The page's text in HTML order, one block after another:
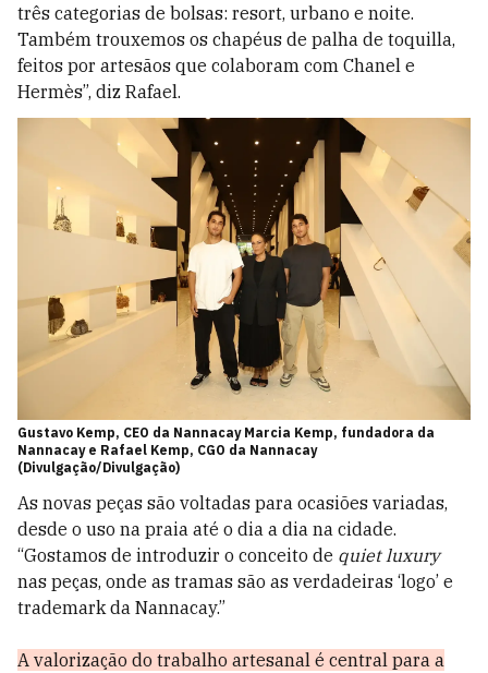
três categorias de bolsas: resort, urbano e noite.
Também trouxemos os chapéus de palha de toquilla,
feitos por artesãos que colaboram com Chanel e
Hermès”, diz Rafael.
Gustavo Kemp, CEO da Nannacay Marcia Kemp, fundadora da
Nannacay e Rafael Kemp, CGO da Nannacay
(Divulgação/Divulgação)
As novas peças são voltadas para ocasiões variadas,
desde o uso na praia até o dia a dia na cidade.
“Gostamos de introduzir o conceito de quiet luxury
nas peças, onde as tramas são as verdadeiras ‘logo’ e
trademark da Nannacay.”
A valorização do trabalho artesanal é central para a